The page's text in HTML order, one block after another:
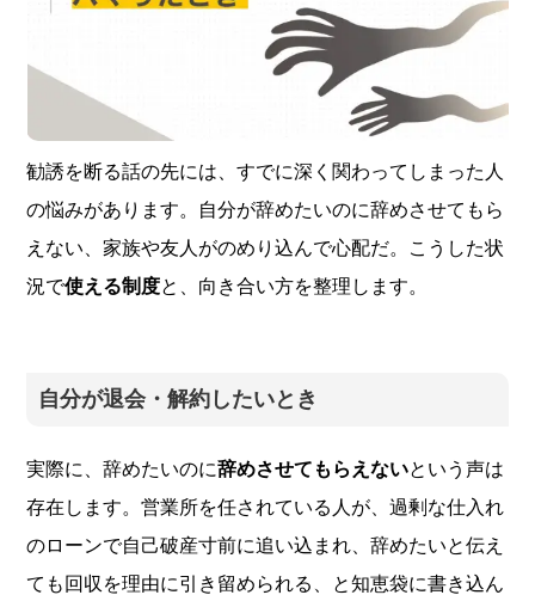
勧誘を断る話の先には、すでに深く関わってしまった人
の悩みがあります。自分が辞めたいのに辞めさせてもら
えない、家族や友人がのめり込んで心配だ。こうした状
況で使える制度と、向き合い方を整理します。
自分が退会・解約したいとき
実際に、辞めたいのに辞めさせてもらえないという声は
存在します。営業所を任されている人が、過剰な仕入れ
のローンで自己破産寸前に追い込まれ、辞めたいと伝え
ても回収を理由に引き留められる、と知恵袋に書き込ん